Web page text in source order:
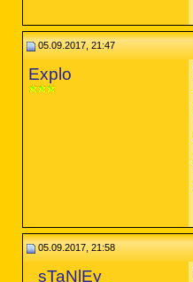
05.09.2017, 21:47
Explo
05.09.2017, 21:58
_sTaNlEy_